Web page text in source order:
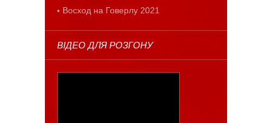
Восход на Говерлу 2021
ВІДЕО ДЛЯ РОЗГОНУ